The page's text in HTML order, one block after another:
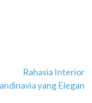
Rahasia Interior
yang Elegan